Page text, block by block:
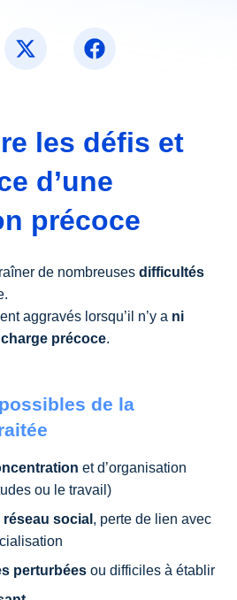
les défis et
d’une
précoce
de nombreuses difficultés
aggravés lorsqu’il n’y a ni
précoce.
de la
et d’organisation
ou le travail)
social , perte de lien avec
perturbées ou difficiles à établir